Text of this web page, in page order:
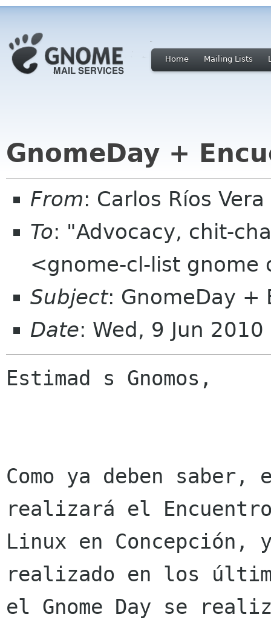
Home Mailing Lists
GnomeDay +
From: Carlos Ríos
To: "Advocacy, chit-
<gnome-cl-list gnome
Subject: GnomeDay +
Date: Wed, 9 Jun
Estimad s Gnomos,
Como ya deben
realizará el
Linux en Concepción,
realizado en los
el Gnome Day se